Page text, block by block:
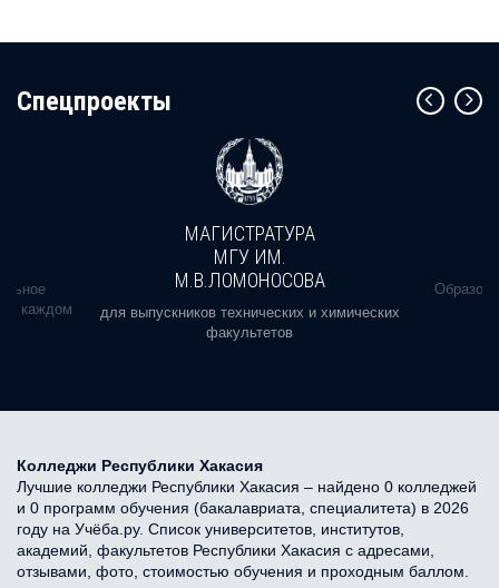
Cпецпроекты
в каждом
МАГИСТРАТУРА
МГУ ИМ.
М.В.ЛОМОНОСОВА
для выпускников технических и химических
факультетов
Колледжи Республики Хакасия
Лучшие колледжи Республики Хакасия – найдено 0 колледжей
и 0 программ обучения (бакалавриата, специалитета) в 2026
году на Учёба.ру. Список университетов, институтов,
академий, факультетов Республики Хакасия с адресами,
отзывами, фото, стоимостью обучения и проходным баллом.